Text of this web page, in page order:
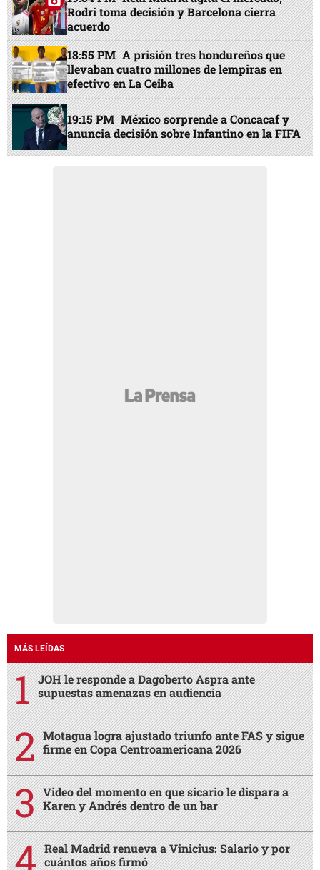
Rodri toma decisión y Barcelona cierra
acuerdo
18:55 PM A prisión tres hondureños que
llevaban cuatro millones de lempiras en
efectivo en La Ceiba
19:15 PM México sorprende a Concacaf y
anuncia decisión sobre Infantino en la FIFA
MÁS LEÍDAS
JOH le responde a Dagoberto Aspra ante
supuestas amenazas en audiencia
Motagua logra ajustado triunfo ante FAS y sigue
firme en Copa Centroamericana 2026
Video del momento en que sicario le dispara a
Karen y Andrés dentro de un bar
Real Madrid renueva a Vinicius: Salario y por
cuántos años firmó